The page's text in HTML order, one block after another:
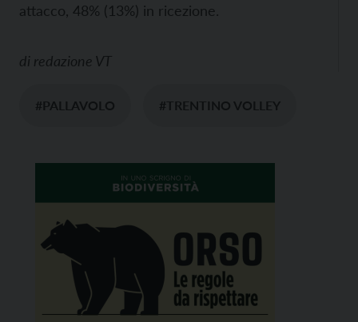
attacco, 48% (13%) in ricezione.
di redazione VT
#PALLAVOLO #TRENTINO VOLLEY